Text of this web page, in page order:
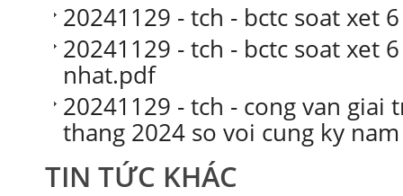
20241129 - tch - bctc soat xet
20241129 - tch - bctc soat xet
nhat.pdf
20241129 - tch - cong van giai
thang 2024 so voi cung ky
TIN TỨC KHÁC